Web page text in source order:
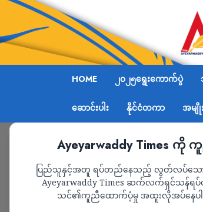
HOME ၂၀၂၅ရွေးကောက်ပွဲ
ဆောင်းပါး နိုင်ငံတကာ အမျို
Ayeyarwaddy Times ကို
ပြည်သူနှင့်အတူ ရပ်တည်နေသည့် လွတ်လပ်သော
Ayeyarwaddy Times ဆက်လက်ရှင်သန်ရ
သင်၏ကူညီထောက်ပံ့မှု အထူးလိုအပ်နေပ
Home ဧရာဝတီတိုင်းမ်သတင်းဌ
သတင်း